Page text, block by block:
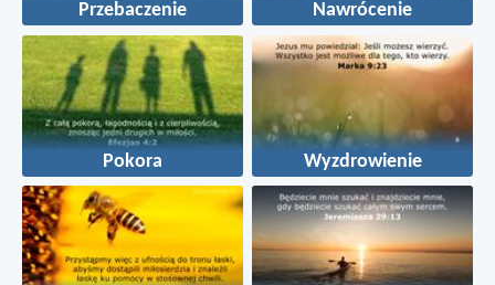
Przebaczenie Nawrócenie
Pokora Wyzdrowienie